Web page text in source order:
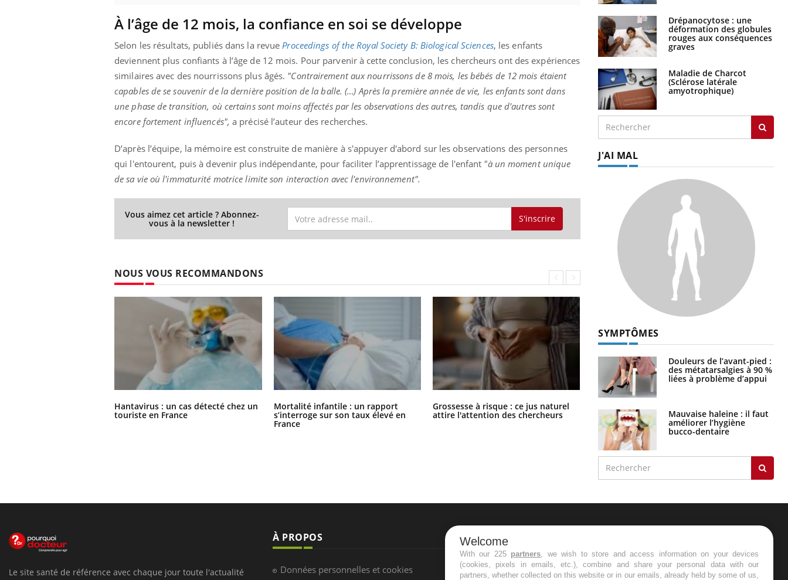
À l’âge de 12 mois, la confiance en soi se développe
Selon les résultats, publiés dans la revueProceedings of the Royal Society B: Biological Sciences, les enfants
deviennent plus confiants à l’âge de 12 mois. Pour parvenir à cette conclusion, les chercheurs ont des expériences
similaires avec des nourrissons plus âgés. "Contrairement aux nourrissons de 8 mois, les bébés de 12 mois étaient
capables de se souvenir de la dernière position de la balle. (…) Après la première année de vie, les enfants sont dans
une phase de transition, où certains sont moins affectés par les observations des autres, tandis que d'autres sont
encore fortement influencés", a précisé l’auteur des recherches.
D’après l’équipe, la mémoire est construite de manière à s'appuyer d'abord sur les observations des personnes
qui l'entourent, puis à devenir plus indépendante, pour faciliter l’apprentissage de l'enfant "à un moment unique
de sa vie où l'immaturité motrice limite son interaction avec l'environnement".
Vous aimez cet article ? Abonnez-
vous à la newsletter ! S'inscrire
NOUS VOUS RECOMMANDONS
Hantavirus : un cas détecté chez un
touriste en France
Mortalité infantile : un rapport
s’interroge sur son taux élevé en
France
Grossesse à risque : ce jus naturel
attire l'attention des chercheurs vacances ?
Drépanocytose : une
déformation des globules
rouges aux conséquences
graves
Maladie de Charcot
(Sclérose latérale
amyotrophique)
J'AI MAL
SYMPTÔMES
Douleurs de l’avant-pied :
des métatarsalgies à 90 %
liées à problème d’appui
Mauvaise haleine : il faut
améliorer l’hygiène
bucco-dentaire
Le site santé de référence avec chaque jour toute l'actualité
À PROPOS
Données personnelles et cookies
NEWSLETTER
Recevez toutes les semaines les meilleures
infos santé
Welcome
With our 225 partners, we wish to store and access information on your devices
(cookies, pixels in emails, etc.), combine and share your personal data with our
partners, whether collected on this website or in our emails, already held by some of us,